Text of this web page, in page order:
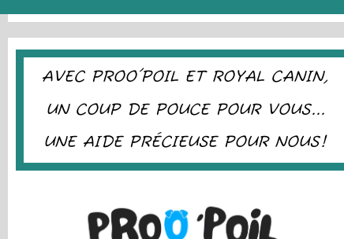
AVEC PROO'POIL ET ROYAL CANIN,
UN COUP DE POUCE POUR VOUS...
UNE AIDE PRÉCIEUSE POUR NOUS!